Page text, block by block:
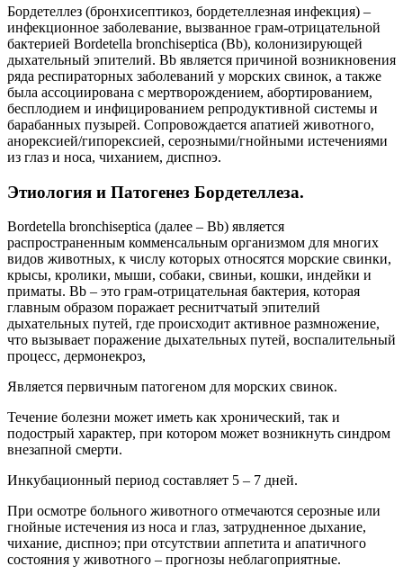
Бордетеллез (бронхисептикоз, бордетеллезная инфекция) –
инфекционное заболевание, вызванное грам-отрицательной
бактерией Bordetella bronchiseptica (Bb), колонизирующей
дыхательный эпителий. Bb является причиной возникновения
ряда респираторных заболеваний у морских свинок, а также
была ассоциирована с мертворождением, абортированием,
бесплодием и инфицированием репродуктивной системы и
барабанных пузырей. Сопровождается апатией животного,
анорексией/гипорексией, серозными/гнойными истечениями
из глаз и носа, чиханием, диспноэ.
Этиология и Патогенез Бордетеллеза.
Bordetella bronchiseptica (далее – Bb) является
распространенным комменсальным организмом для многих
видов животных, к числу которых относятся морские свинки,
крысы, кролики, мыши, собаки, свиньи, кошки, индейки и
приматы. Bb – это грам-отрицательная бактерия, которая
главным образом поражает реснитчатый эпителий
дыхательных путей, где происходит активное размножение,
что вызывает поражение дыхательных путей, воспалительный
процесс, дермонекроз,
Является первичным патогеном для морских свинок.
Течение болезни может иметь как хронический, так и
подострый характер, при котором может возникнуть синдром
внезапной смерти.
Инкубационный период составляет 5 – 7 дней.
При осмотре больного животного отмечаются серозные или
гнойные истечения из носа и глаз, затрудненное дыхание,
чихание, диспноэ; при отсутствии аппетита и апатичного
состояния у животного – прогнозы неблагоприятные.